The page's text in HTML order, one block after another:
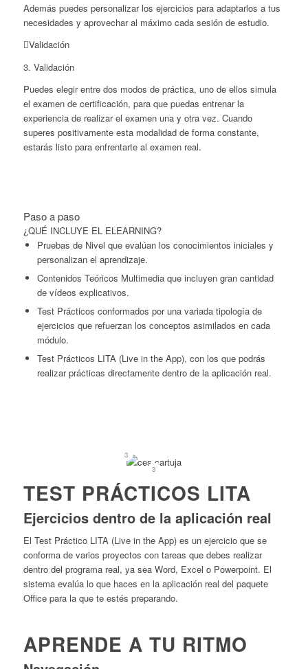
Además puedes personalizar los ejercicios para adaptarlos a tus
necesidades y aprovechar al máximo cada sesión de estudio.
Validación
3. Validación
Puedes elegir entre dos modos de práctica, uno de ellos simula
el examen de certificación, para que puedas entrenar la
experiencia de realizar el examen una y otra vez. Cuando
superes positivamente esta modalidad de forma constante,
estarás listo para enfrentarte al examen real.
Paso a paso
¿QUÉ INCLUYE EL ELEARNING?
Pruebas de Nivel que evalúan los conocimientos iniciales y
personalizan el aprendizaje.
Contenidos Teóricos Multimedia que incluyen gran cantidad
de vídeos explicativos.
Test Prácticos conformados por una variada tipología de
ejercicios que refuerzan los conceptos asimilados en cada
módulo.
Test Prácticos LITA (Live in the App), con los que podrás
realizar prácticas directamente dentro de la aplicación real.
1
2
3
1
2
3
1
2
3
1
2
3
TEST PRÁCTICOS LITA
Ejercicios dentro de la aplicación real
El Test Práctico LITA (Live in the App) es un ejercicio que se
conforma de varios proyectos con tareas que debes realizar
dentro del programa real, ya sea Word, Excel o Powerpoint. El
sistema evalúa lo que haces en la aplicación real del paquete
Office para la que te estés preparando.
APRENDE A TU RITMO